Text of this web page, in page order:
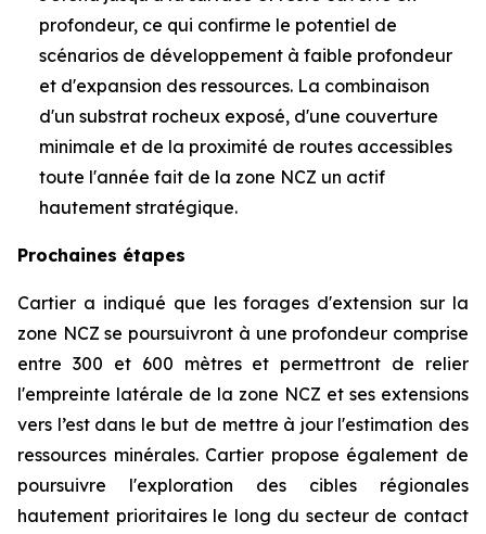
profondeur, ce qui confirme le potentiel de
scénarios de développement à faible profondeur
et d'expansion des ressources. La combinaison
d'un substrat rocheux exposé, d'une couverture
minimale et de la proximité de routes accessibles
toute l'année fait de la zone NCZ un actif
hautement stratégique.
Prochaines étapes
Cartier a indiqué que les forages d'extension sur la
zone NCZ se poursuivront à une profondeur comprise
entre 300 et 600 mètres et permettront de relier
l'empreinte latérale de la zone NCZ et ses extensions
vers l’est dans le but de mettre à jour l'estimation des
ressources minérales. Cartier propose également de
poursuivre l'exploration des cibles régionales
hautement prioritaires le long du secteur de contact